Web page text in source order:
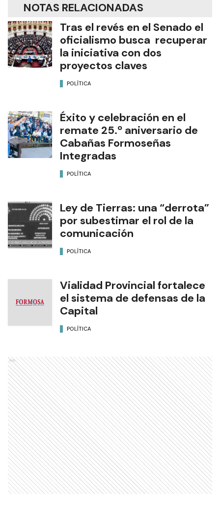
NOTAS RELACIONADAS
Tras el revés en el Senado el
oficialismo busca recuperar
la iniciativa con dos
proyectos claves
POLÍTICA
Éxito y celebración en el
remate 25.º aniversario de
Cabañas Formoseñas
Integradas
POLÍTICA
Ley de Tierras: una “derrota”
por subestimar el rol de la
comunicación
POLÍTICA
Vialidad Provincial fortalece
el sistema de defensas de la
Capital
POLÍTICA
Ads